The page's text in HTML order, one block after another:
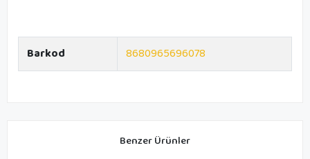
Barkod 8680965696078
Benzer Ürünler